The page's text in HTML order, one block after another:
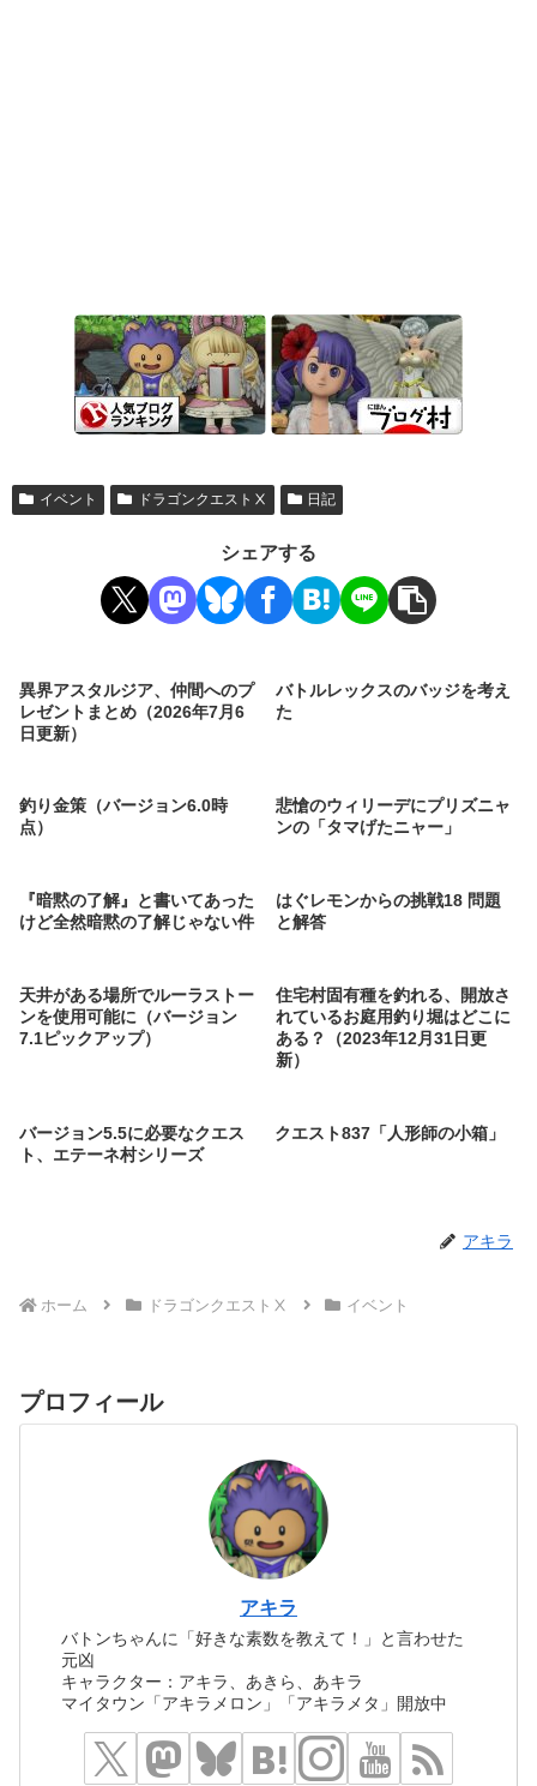
イベント ドラゴンクエストⅩ 日記
シェアする
異界アスタルジア、仲間へのプ
レゼントまとめ（2026年7月6
日更新）
バトルレックスのバッジを考え
た
釣り金策（バージョン6.0時
点）
悲愴のウィリーデにプリズニャ
ンの「タマげたニャー」
『暗黙の了解』と書いてあった
けど全然暗黙の了解じゃない件
はぐレモンからの挑戦18 問題
と解答
天井がある場所でルーラストー
ンを使用可能に（バージョン
7.1ピックアップ）
住宅村固有種を釣れる、開放さ
れているお庭用釣り堀はどこに
ある？（2023年12月31日更
新）
バージョン5.5に必要なクエス
ト、エテーネ村シリーズ
クエスト837「人形師の小箱」
アキラ
ホーム ドラゴンクエストⅩ イベント
プロフィール
アキラ
バトンちゃんに「好きな素数を教えて！」と言わせた
元凶
キャラクター：アキラ、あきら、あキラ
マイタウン「アキラメロン」「アキラメタ」開放中